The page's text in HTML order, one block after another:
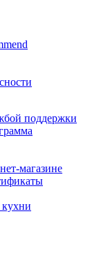
поддержки
магазине
кухни